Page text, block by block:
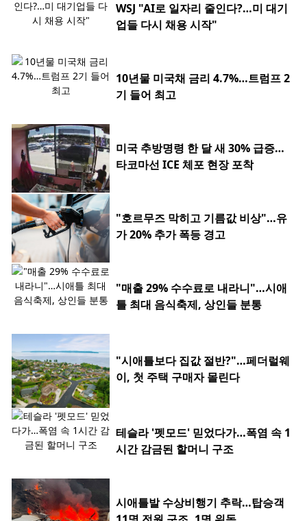
WSJ "AI로 일자리 줄인다?…미 대기
업들 다시 채용 시작"
10년물 미국채 금리 4.7%…트럼프 2
기 들어 최고
미국 추방명령 한 달 새 30% 급증…
타코마선 ICE 체포 현장 포착
"호르무즈 막히고 기름값 비상"…유
가 20% 추가 폭등 경고
"매출 29% 수수료로 내라니"…시애
틀 최대 음식축제, 상인들 분통
"시애틀보다 집값 절반?"…페더럴웨
이, 첫 주택 구매자 몰린다
테슬라 '펫모드' 믿었다가…폭염 속 1
시간 감금된 할머니 구조
시애틀발 수상비행기 추락…탑승객